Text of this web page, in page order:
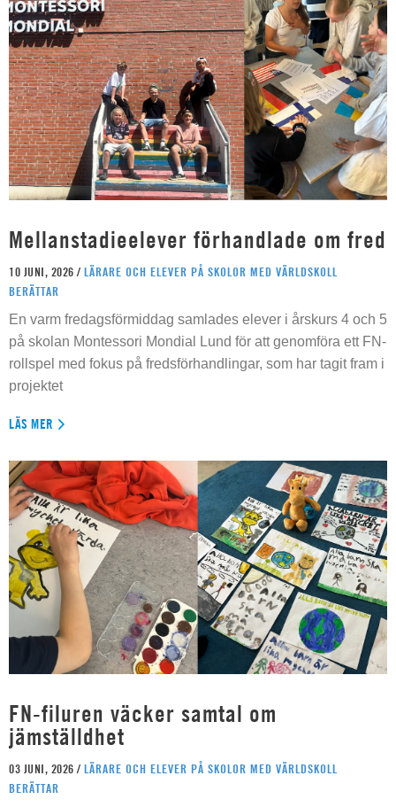
Mellanstadieelever förhandlade om fred
10 JUNI, 2026 / LÄRARE OCH ELEVER PÅ SKOLOR MED VÄRLDSKOLL
BERÄTTAR
En varm fredagsförmiddag samlades elever i årskurs 4 och 5
på skolan Montessori Mondial Lund för att genomföra ett FN-
rollspel med fokus på fredsförhandlingar, som har tagit fram i
projektet
LÄS MER
FN-filuren väcker samtal om
jämställdhet
03 JUNI, 2026 / LÄRARE OCH ELEVER PÅ SKOLOR MED VÄRLDSKOLL
BERÄTTAR